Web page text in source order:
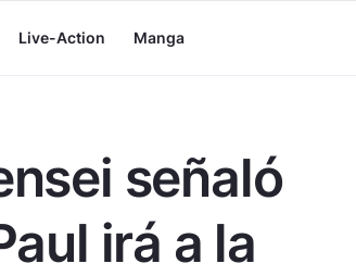
Live-Action Manga
señaló
irá a la